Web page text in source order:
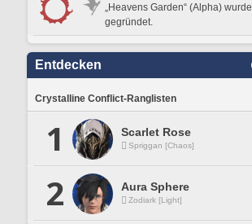
„Heavens Garden“ (Alpha) wurde
gegründet.
Entdecken
Crystalline Conflict-Ranglisten
1 Scarlet Rose
Spriggan [Chaos]
2 Aura Sphere
Zodiark [Light]